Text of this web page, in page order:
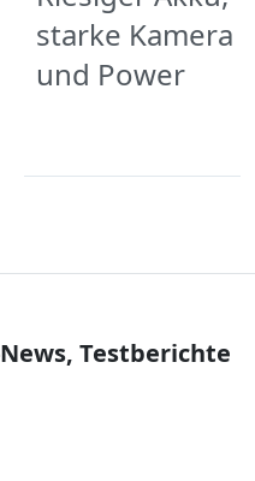
starke Kamera
und Power
Testberichte